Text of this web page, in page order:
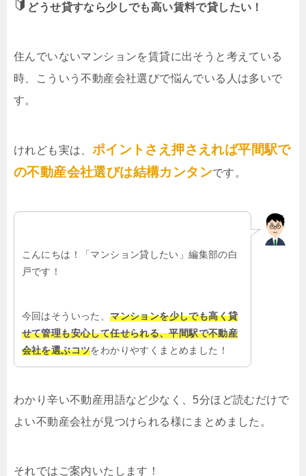
どうせ貸すなら少しでも高い賃料で貸したい！
住んでいないマンションを賃貸に出そうと考えている
時、こういう不動産会社選びで悩んでいる人は多いで
す。
けれども実は、 ポイントさえ押さえれば平間駅で
の不動産会社選びは結構カンタンです。
こんにちは！「マンション貸したい」編集部の白
戸です！
今回はそういった、マンションを少しでも高く貸
せて管理も安心して任せられる、平間駅で不動産
会社を選ぶコツをわかりやすくまとめました！
わかり辛い不動産用語など少なく、5分ほど読むだけで
よい不動産会社が見つけられる様にまとめました。
それではご案内いたします！